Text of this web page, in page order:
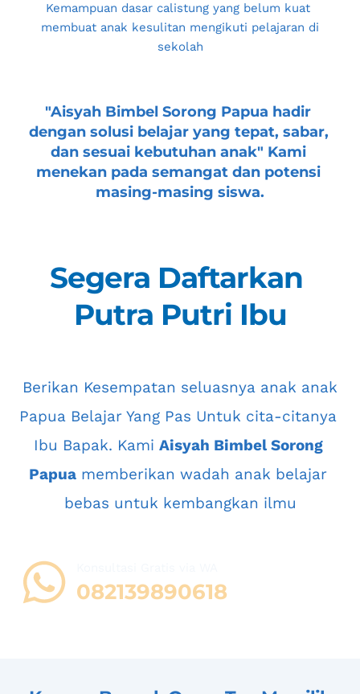
Kemampuan dasar calistung yang belum kuat
membuat anak kesulitan mengikuti pelajaran di
sekolah
"Aisyah Bimbel Sorong Papua hadir
dengan solusi belajar yang tepat, sabar,
dan sesuai kebutuhan anak" Kami
menekan pada semangat dan potensi
masing-masing siswa.
Segera Daftarkan
Putra Putri Ibu
Papua Belajar Yang Pas Untuk cita-citanya
Ibu Bapak. Kami Aisyah Bimbel Sorong
Papua memberikan wadah anak belajar
bebas untuk kembangkan ilmu
082139890618